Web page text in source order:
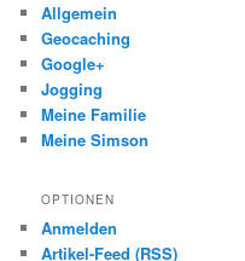
Allgemein
Geocaching
Google+
Jogging
Meine Familie
Meine Simson
OPTIONEN
Anmelden
Artikel-Feed (RSS)